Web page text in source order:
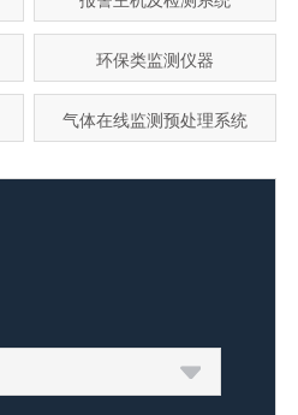
环保类监测仪器
气体在线监测预处理系统